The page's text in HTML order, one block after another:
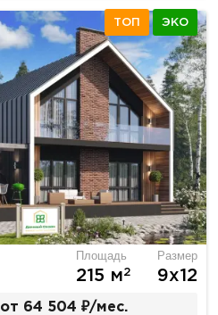
ТОП ЭКО
Площадь
215 м2
Размер
9х12
от 64 504 ₽/мес.